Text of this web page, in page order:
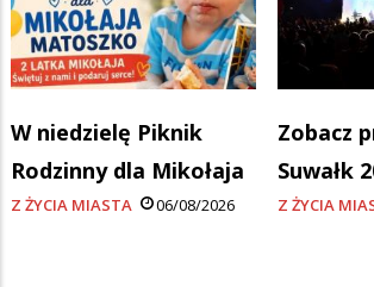
W niedzielę Piknik
Rodzinny dla Mikołaja
Z ŻYCIA MIASTA 06/08/2026
Zobacz
Suwałk
Z ŻYCIA